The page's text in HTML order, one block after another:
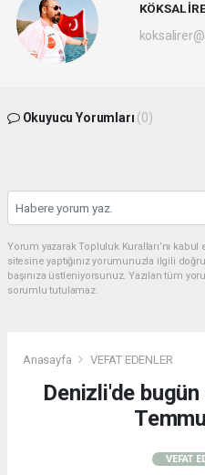
KÖKSAL
Okuyucu Yorumları (0)
Yorum yazarak Topluluk Kuralları’nı
sitesine yaptığınız yorumunuzla ilgili
başınıza üstleniyorsunuz. Yazılan tüm
sorumlu tutulamaz.
Anasayfa VEFAT EDENLER
Denizli'de
VEFAT